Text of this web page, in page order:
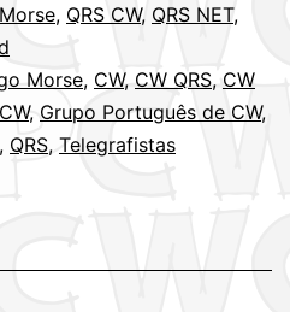
Morse, QRS CW, QRS NET,
Morse, CW, CW QRS, CW
, Grupo Português de CW,
, QRS, Telegrafistas